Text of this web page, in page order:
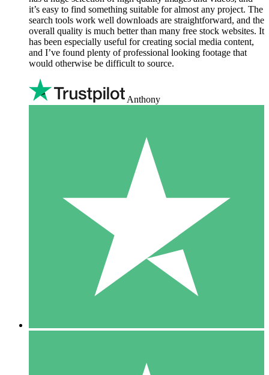
it’s easy to find something suitable for almost any project. The
search tools work well downloads are straightforward, and the
overall quality is much better than many free stock websites. It
has been especially useful for creating social media content,
and I’ve found plenty of professional looking footage that
would otherwise be difficult to source.
Anthony